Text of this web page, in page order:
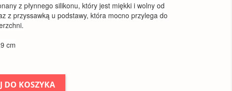
z płynnego silikonu, który jest miękki i wolny od
z przyssawką u podstawy, która mocno przylega do
cm
DO KOSZYKA